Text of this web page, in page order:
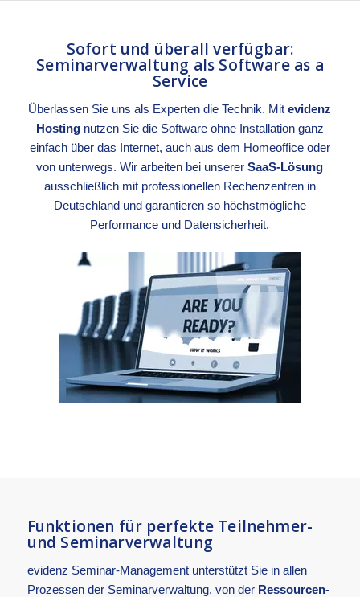
Sofort und überall verfügbar:
Seminarverwaltung als Software as a
Service
Überlassen Sie uns als Experten die Technik. Mitevidenz
Hostingnutzen Sie die Software ohne Installation ganz
einfach über das Internet, auch aus dem Homeoffice oder
von unterwegs. Wir arbeiten bei unsererSaaS-Lösung
ausschließlich mit professionellen Rechenzentren in
Deutschland und garantieren so höchstmögliche
Performance und Datensicherheit.
Funktionen für perfekte Teilnehmer-
und Seminarverwaltung
evidenz Seminar-Management unterstützt Sie in allen
Prozessen der Seminarverwaltung, von der Ressourcen-